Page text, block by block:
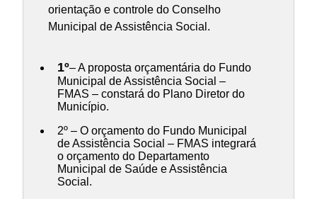
orientação e controle do Conselho
Municipal de Assistência Social.
1º– A proposta orçamentária do Fundo
Municipal de Assistência Social –
FMAS – constará do Plano Diretor do
Município.
2º – O orçamento do Fundo Municipal
de Assistência Social – FMAS integrará
o orçamento do Departamento
Municipal de Saúde e Assistência
Social.